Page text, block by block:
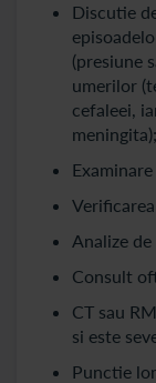
Discutie
(presiune
umerilor
cefaleei,
meningita);
Analize de
Consult
CT sau
si este
Punctie